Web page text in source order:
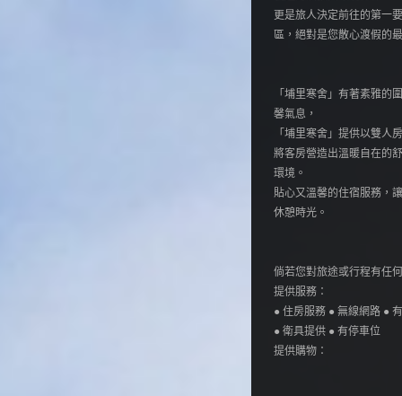
更是旅人決定前往的第一
區，絕對是您散心渡假的
「埔里寒舍」有著素雅的
馨氣息，
「埔里寒舍」提供以雙人
將客房營造出溫暖自在的
環境。
貼心又溫馨的住宿服務，
休憩時光。
倘若您對旅途或行程有任
提供服務：
● 住房服務 ● 無線網路 ●
● 衛具提供 ● 有停車位
提供購物：